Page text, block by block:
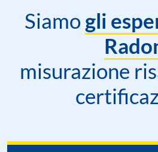
Siamogli
misurazione